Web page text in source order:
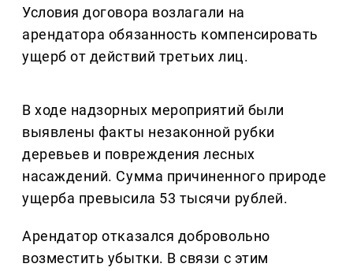
Условия договора возлагали на
арендатора обязанность компенсировать
ущерб от действий третьих лиц.
В ходе надзорных мероприятий были
выявлены факты незаконной рубки
деревьев и повреждения лесных
насаждений. Сумма причиненного природе
ущерба превысила 53 тысячи рублей.
Арендатор отказался добровольно
возместить убытки. В связи с этим